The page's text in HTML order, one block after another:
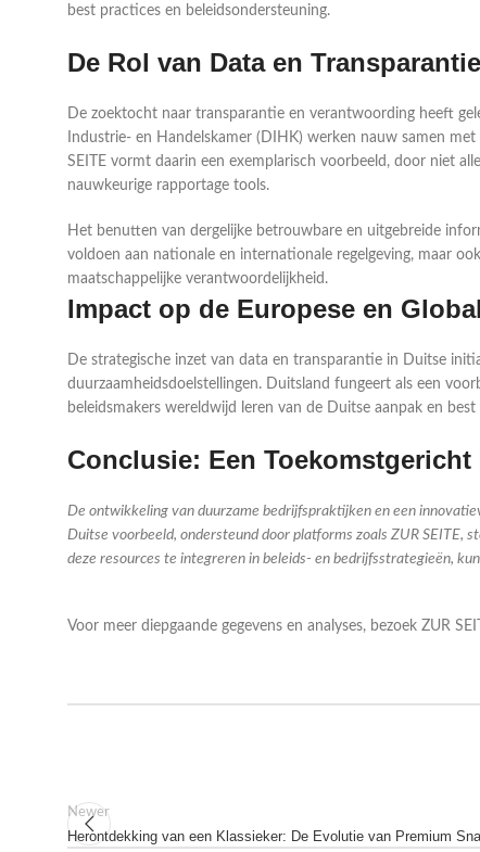
best practices en beleidsondersteuning.
De Rol van Data en
De zoektocht naar transparantie en verantwoording heeft
Industrie- en Handelskamer (DIHK) werken nauw samen
SEITE vormt daarin een exemplarisch voorbeeld, door niet
nauwkeurige rapportage tools.
Het benutten van dergelijke betrouwbare en uitgebreide
voldoen aan nationale en internationale regelgeving, maar
maatschappelijke verantwoordelijkheid.
Impact op de Europese en
De strategische inzet van data en transparantie in Duitse
duurzaamheidsdoelstellingen. Duitsland fungeert als een
beleidsmakers wereldwijd leren van de Duitse aanpak en
Conclusie: Een
De ontwikkeling van duurzame bedrijfspraktijken en een
Duitse voorbeeld, ondersteund door platforms zoals ZUR
deze resources te integreren in beleids- en bedrijfsstrategieën,
Voor meer diepgaande gegevens en analyses, bezoek ZUR
Newer
Herontdekking van een Klassieker: De Evolutie van Premium